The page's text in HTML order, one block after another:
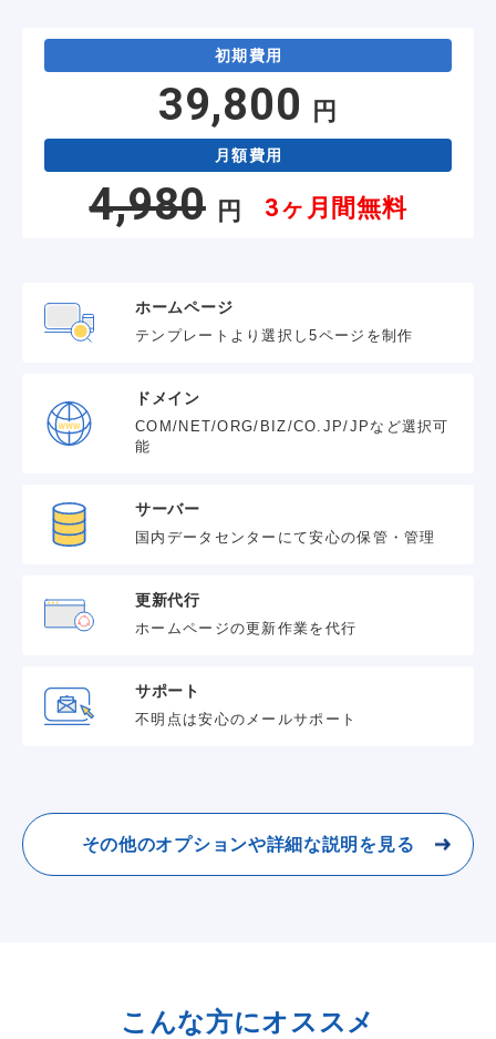
初期費用
39,800 円
月額費用
4,980 円 3ヶ月間無料
ホームページ
テンプレートより選択し5ページを制作
ドメイン
COM/NET/ORG/BIZ/CO.JP/JPなど選択可
能
サーバー
国内データセンターにて安心の保管・管理
更新代行
ホームページの更新作業を代行
サポート
不明点は安心のメールサポート
その他のオプションや詳細な説明を見る
こんな方にオススメ